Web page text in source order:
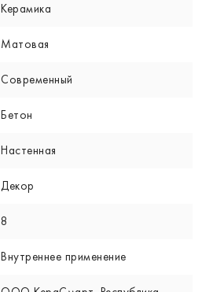
Керамика
Матовая
Современный
Бетон
Настенная
Декор
8
Внутреннее применение